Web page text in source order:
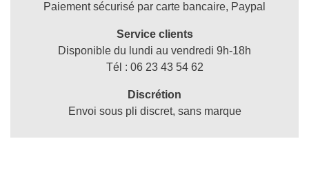
Paiement sécurisé par carte bancaire, Paypal
Service clients
Disponible du lundi au vendredi 9h-18h
Tél : 06 23 43 54 62
Discrétion
Envoi sous pli discret, sans marque